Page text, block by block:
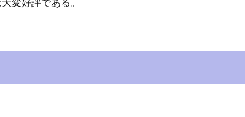
変好評である。